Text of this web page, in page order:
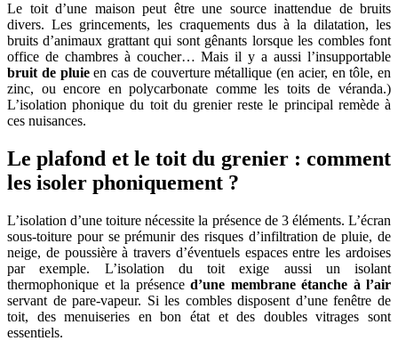
Le toit d’une maison peut être une source inattendue de bruits
divers. Les grincements, les craquements dus à la dilatation, les
bruits d’animaux grattant qui sont gênants lorsque les combles font
office de chambres à coucher… Mais il y a aussi l’insupportable
bruit de pluieen cas de couverture métallique (en acier, en tôle, en
zinc, ou encore en polycarbonate comme les toits de véranda.)
L’isolation phonique du toit du grenier reste le principal remède à
ces nuisances.
Le plafond et le toit du grenier : comment
les isoler phoniquement ?
L’isolation d’une toiture nécessite la présence de 3 éléments. L’écran
sous-toiture pour se prémunir des risques d’infiltration de pluie, de
neige, de poussière à travers d’éventuels espaces entre les ardoises
par exemple. L’isolation du toit exige aussi un isolant
thermophonique et la présence d’une membrane étanche à l’air
servant de pare-vapeur. Si les combles disposent d’une fenêtre de
toit, des menuiseries en bon état et des doubles vitrages sont
essentiels.